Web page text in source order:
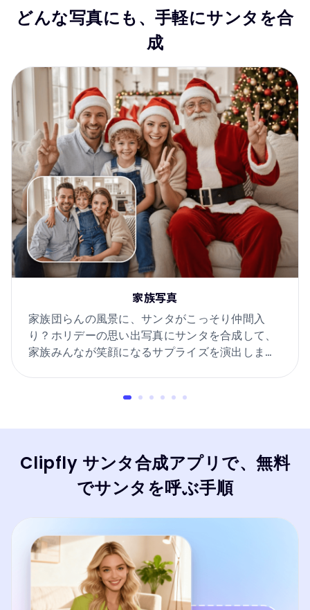
どんな写真にも、手軽にサンタを合
成
家族写真
家族団らんの風景に、サンタがこっそり仲間入
り？ホリデーの思い出写真にサンタを合成して、
家族みんなが笑顔になるサプライズを演出しまし
Clipfly サンタ合成アプリで、無料
でサンタを呼ぶ手順